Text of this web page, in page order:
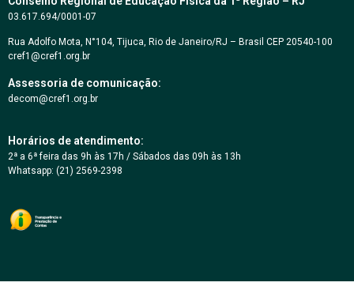
03.617.694/0001-07
Rua Adolfo Mota, N°104, Tijuca, Rio de Janeiro/RJ – Brasil CEP 20540-100
cref1@cref1.org.br
Assessoria de comunicação:
decom@cref1.org.br
Horários de atendimento:
2ª a 6ª feira das 9h às 17h / Sábados das 09h às 13h
Whatsapp: (21) 2569-2398